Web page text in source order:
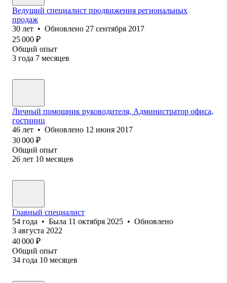
Ведущий специалист продвижения региональных
продаж
30 лет • Обновлено 27 сентября 2017
25 000 ₽
Общий опыт
3 года 7 месяцев
Личный помощник руководителя, Администратор офиса,
гостиниц
46 лет • Обновлено 12 июня 2017
30 000 ₽
Общий опыт
26 лет 10 месяцев
Главный специалист
54 года • Была 11 октября 2025 • Обновлено
3 августа 2022
40 000 ₽
Общий опыт
34 года 10 месяцев